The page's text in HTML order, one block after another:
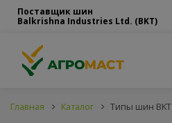
Поставщик шин
Balkrishna Industries Ltd. (BKT)
Главная Каталог Типы шин BKT